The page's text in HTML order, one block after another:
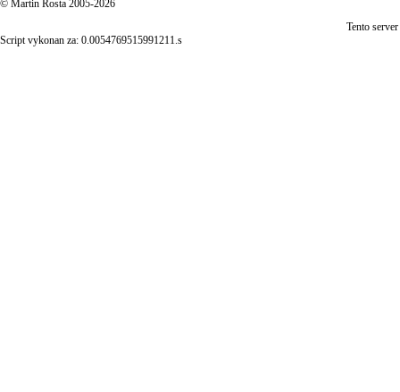
© Martin Rosta 2005-2026
Tento
Script vykonan za: 0.0054769515991211.s